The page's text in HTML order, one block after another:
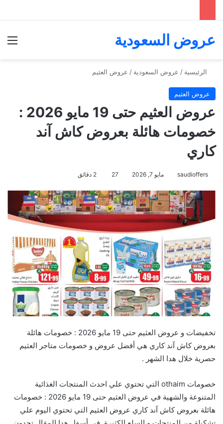
عروض السعودية
الرئيسية / عروض السعودية / عروض العثيم
عروض العثيم
عروض العثيم حتى 19 مايو 2026 :
خصومات هائلة بعروض كاش آند
كاري
saudioffers مايو 7, 2026 27
تخفيضات و عروض العثيم حتى 19 مايو 2026 : خصومات هائلة
بعروض كاش آند كاري هي أفضل عروض و خصومات متاجر العثيم
حصرية خلال هدا الشهر .
خصومات othaim التي تحتوي علي احدث المنتجات الغذائية
المتنوعة والشهية في عروض العثيم حتى 19 مايو 2026 : خصومات
هائلة بعروض كاش آند كاري عروض العثيم التي تحتوي اليوم علي